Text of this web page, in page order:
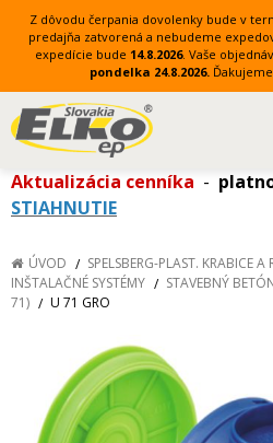
Z dôvodu čerpania dovolenky bude v
predajňa zatvorená a nebudeme
expedície bude 14.8.2026. Vaše
pondelka 24.8.2026.
Aktualizácia cenníka -
STIAHNUTIE
ÚVOD SPELSBERG-PLAST. KRABICE
INŠTALAČNÉ SYSTÉMY
STAVEBNÝ
71)
U 71 GRO